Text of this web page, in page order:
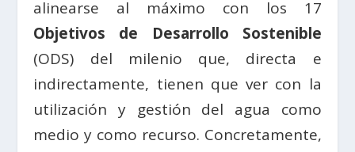
alinearse al máximo con los 17
Objetivos de Desarrollo Sostenible
(ODS) del milenio que, directa e
indirectamente, tienen que ver con la
utilización y gestión del agua como
medio y como recurso. Concretamente,